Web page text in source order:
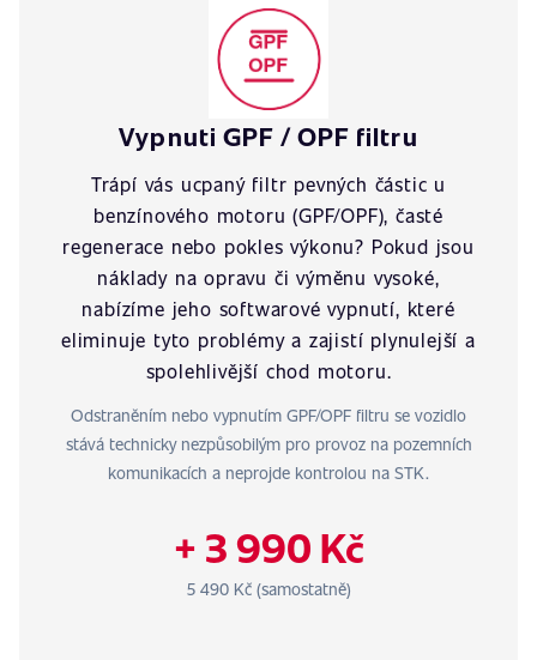
Vypnuti GPF / OPF filtru
Trápí vás ucpaný filtr pevných částic u
benzínového motoru (GPF/OPF), časté
regenerace nebo pokles výkonu? Pokud jsou
náklady na opravu či výměnu vysoké,
nabízíme jeho softwarové vypnutí, které
eliminuje tyto problémy a zajistí plynulejší a
spolehlivější chod motoru.
Odstraněním nebo vypnutím GPF/OPF filtru se vozidlo
stává technicky nezpůsobilým pro provoz na pozemních
komunikacích a neprojde kontrolou na STK.
+ 3 990 Kč
5 490 Kč (samostatně)